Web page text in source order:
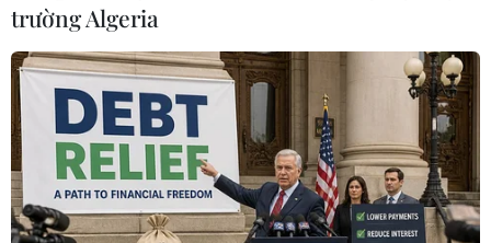
trường Algeria